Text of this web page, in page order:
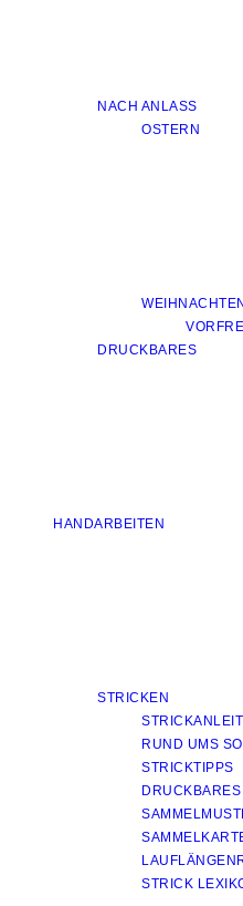
NACH ANLASS
OSTERN
DRUCKBARES
HANDARBEITEN
STRICKEN
RUND UMS
STRICKTIPPS
STRICK